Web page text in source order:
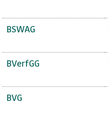
BSWAG
BVerfGG
BVG